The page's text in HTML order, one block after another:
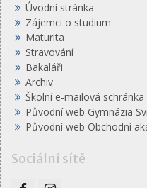
Úvodní stránka
Zájemci o studium
Maturita
Stravování
Bakaláři
Archiv
Školní e-mailová schránka
Původní web Gymnázia
Původní web Obchodní
Sociální sítě